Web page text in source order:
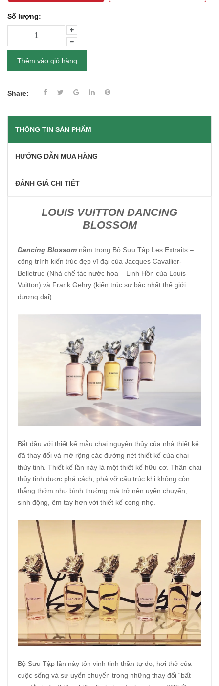
Số lượng:
Thêm vào giỏ hàng
Share:
THÔNG TIN SẢN PHẨM
HƯỚNG DẪN MUA HÀNG
ĐÁNH GIÁ CHI TIẾT
LOUIS VUITTON DANCING
BLOSSOM
Dancing Blossom nằm trong Bộ Sưu Tập Les Extraits –
công trình kiến trúc đẹp vĩ đại của Jacques Cavallier-
Belletrud (Nhà chế tác nước hoa – Linh Hồn của Louis
Vuitton) và Frank Gehry (kiến trúc sư bậc nhất thế giới
đương đại).
Bắt đầu với thiết kế mẫu chai nguyên thủy của nhà thiết kế
đã thay đổi và mở rộng các đường nét thiết kế của chai
thủy tinh. Thiết kế lần này là một thiết kế hữu cơ. Thân chai
thủy tinh được phá cách, phá vỡ cấu trúc khi không còn
thẳng thớm như bình thường mà trở nên uyển chuyển,
sinh động, êm tay hơn với thiết kế cong nhẹ.
Bộ Sưu Tập lần này tôn vinh tinh thần tự do, hơi thở của
cuộc sống và sự uyển chuyển trong những thay đổi “bất